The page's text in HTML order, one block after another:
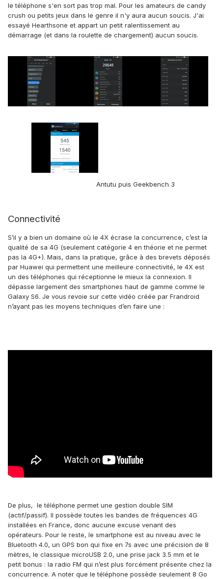
le téléphone s'en sort pas trop mal. Pour les amateurs de candy
crush ou petits jeux dans le genre il n'y aura aucun soucis. J'ai
essayé Hearthsone et appart un petit ralentissement au
démarrage (et dans la roulette de chargement) aucun soucis.
Antutu puis Geekbench 3
Connectivité
S’il y a bien un domaine où le 4X écrase la concurrence, c’est la
qualité de sa 4G (seulement catégorie 4 en théorie et ne permet
pas la 4G+). Mais, dans la pratique, grâce à des brevets déposés
par Huawei qui permettent une meilleure connectivité, le 4X est
un des téléphones qui réceptionne le mieux la connexion. Il
dépasse largement des smartphones haut de gamme comme le
Galaxy S6. Je vous revoie sur cette vidéo créée par Frandroid
n’ayant pas les moyens techniques d’en faire une :
De plus, le téléphone permet une gestion double SIM
(actif/passif). Il possède toutes les bandes de fréquences 4G
installées en France, donc aucune excuse venant des
opérateurs. Pour le reste, le smartphone est au niveau avec le
Bluetooth 4.0, un GPS bon qui fixe en 7s avec une précision de 8
mètres, le classique microUSB 2.0, une prise jack 3.5 mm et le
petit bonus : la radio FM qui n’est plus forcément présente chez la
concurrence. A noter que le téléphone possède seulement 8 Go